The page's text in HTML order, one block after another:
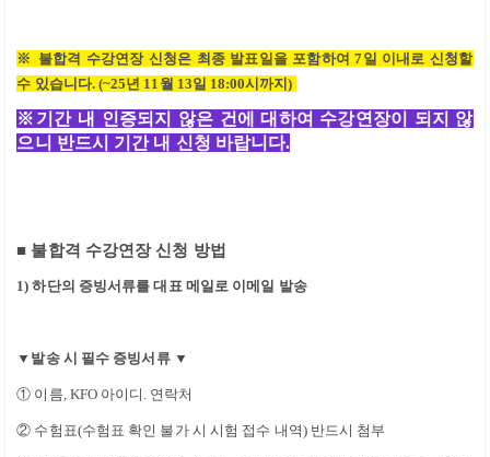
※ 불합격 수강연장 신청은 최종 발표일을 포함하여7일 이내로 신청할
수 있습니다. (~25년 11 월 13일 18:00시까지)
※ 기간 내 인증되지 않은 건에 대하여 수강연장이 되지 않
으니 반드시 기간 내 신청 바랍니다.
■ 불합격 수강연장 신청 방법
1)하단의 증빙서류를 대표 메일로 이메일 발송
▼ 발송 시 필수 증빙서류 ▼
① 이름, KFO 아이디 . 연락처
② 수험표(수험표 확인 불가 시 시험 접수 내역) 반드시 첨부